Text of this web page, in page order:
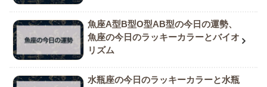
魚座A型B型O型AB型の今日の運勢、
魚座の今日のラッキーカラーとバイオ
リズム
水瓶座の今日のラッキーカラーと水瓶